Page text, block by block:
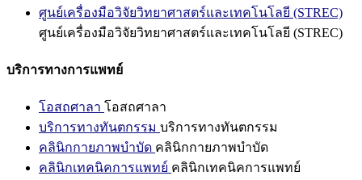
ศูนย์เครื่องมือวิจัยวิทยาศาสตร์และเทคโนโลยี (STREC)
ศูนย์เครื่องมือวิจัยวิทยาศาสตร์และเทคโนโลยี (STREC)
บริการทางการแพทย์
โอสถศาลา โอสถศาลา
บริการทางทันตกรรม บริการทางทันตกรรม
คลินิกกายภาพบำบัด คลินิกกายภาพบำบัด
คลินิกเทคนิคการแพทย์ คลินิกเทคนิคการแพทย์